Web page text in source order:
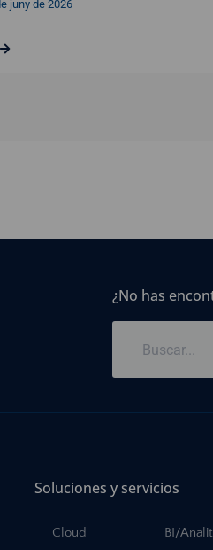
juny de 2026
¿No has
Soluciones y servicios
Cloud BI/